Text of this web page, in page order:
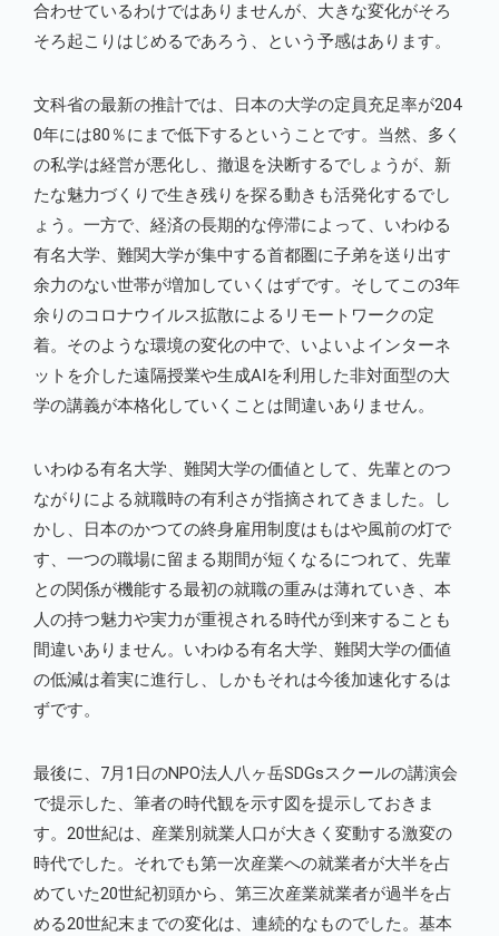
合わせているわけではありませんが、大きな変化がそろ
そろ起こりはじめるであろう、という予感はあります。
文科省の最新の推計では、日本の大学の定員充足率が204
0年には80％にまで低下するということです。当然、多く
の私学は経営が悪化し、撤退を決断するでしょうが、新
たな魅力づくりで生き残りを探る動きも活発化するでし
ょう。一方で、経済の長期的な停滞によって、いわゆる
有名大学、難関大学が集中する首都圏に子弟を送り出す
余力のない世帯が増加していくはずです。そしてこの3年
余りのコロナウイルス拡散によるリモートワークの定
着。そのような環境の変化の中で、いよいよインターネ
ットを介した遠隔授業や生成AIを利用した非対面型の大
学の講義が本格化していくことは間違いありません。
いわゆる有名大学、難関大学の価値として、先輩とのつ
ながりによる就職時の有利さが指摘されてきました。し
かし、日本のかつての終身雇用制度はもはや風前の灯で
す、一つの職場に留まる期間が短くなるにつれて、先輩
との関係が機能する最初の就職の重みは薄れていき、本
人の持つ魅力や実力が重視される時代が到来することも
間違いありません。いわゆる有名大学、難関大学の価値
の低減は着実に進行し、しかもそれは今後加速化するは
ずです。
最後に、7月1日のNPO法人八ヶ岳SDGsスクールの講演会
で提示した、筆者の時代観を示す図を提示しておきま
す。20世紀は、産業別就業人口が大きく変動する激変の
時代でした。それでも第一次産業への就業者が大半を占
めていた20世紀初頭から、第三次産業就業者が過半を占
める20世紀末までの変化は、連続的なものでした。基本